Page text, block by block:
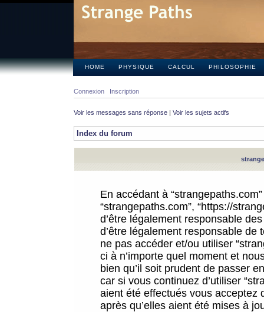
HOME PHYSIQUE CALCUL PHILOSOPHIE
Connexion Inscription
Voir les messages sans réponse | Voir les sujets actifs
Index du forum
En accédant à
“strangepaths.com”, “https://
d’être légalement responsable
d’être légalement responsable
ne pas accéder et/ou utiliser
ci à n’importe quel moment et
bien qu’il soit prudent de passer
car si vous continuez d’utiliser
aient été effectués vous acceptez
après qu’elles aient été mises à